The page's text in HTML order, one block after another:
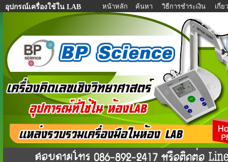
อุปกรณ์เครื่องใช้ใน LAB หน้าหลัก ค้นหา วิธีการชำระเงิน เกี่ย